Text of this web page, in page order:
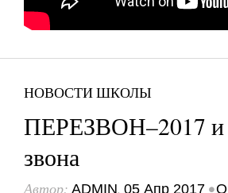
НОВОСТИ ШКОЛЫ
ПЕРЕЗВОН–2017 и
звона
Автор: ADMIN, 05 Апр 2017 •